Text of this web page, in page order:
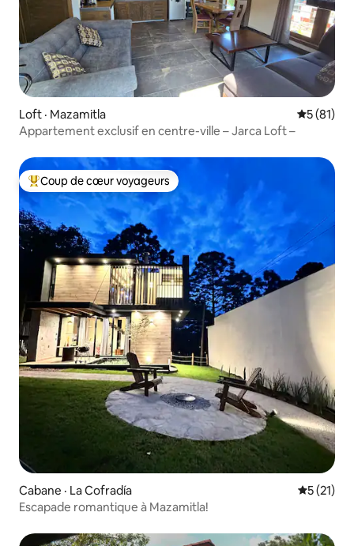
Loft · Mazamitla Note
5 (81)
Appartement exclusif en centre-ville – Jarca Loft –
Coup de cœur voyageurs parmi les plus aimés
Coup de cœur voyageurs
Cabane · La Cofradía Note
5 (21)
Escapade romantique à Mazamitla!